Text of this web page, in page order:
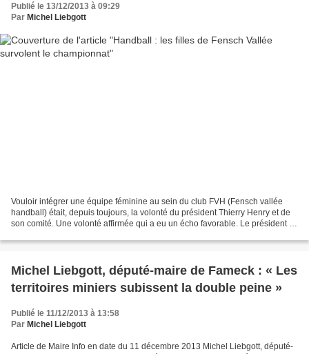
Publié le 13/12/2013 à 09:29
Par Michel Liebgott
Vouloir intégrer une équipe féminine au sein du club FVH (Fensch vallée
handball) était, depuis toujours, la volonté du président Thierry Henry et de
son comité. Une volonté affirmée qui a eu un écho favorable. Le président a
Michel Liebgott, député-maire de Fameck : « Les
territoires miniers subissent la double peine »
Publié le 11/12/2013 à 13:58
Par Michel Liebgott
Article de Maire Info en date du 11 décembre 2013 Michel Liebgott, député-